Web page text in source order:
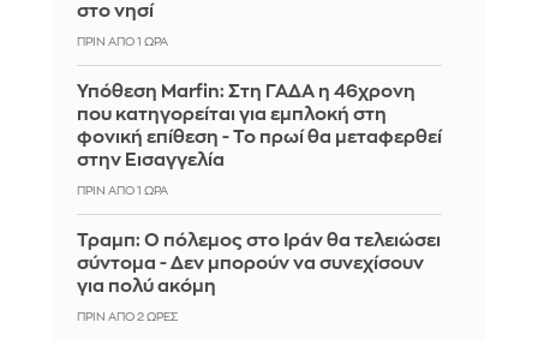
στο νησί
ΠΡΙΝ ΑΠΌ 1 ΏΡΑ
Υπόθεση Marfin: Στη ΓΑΔΑ η 46χρονη
που κατηγορείται για εμπλοκή στη
φονική επίθεση - Το πρωί θα μεταφερθεί
στην Εισαγγελία
ΠΡΙΝ ΑΠΌ 1 ΏΡΑ
Τραμπ: Ο πόλεμος στο Ιράν θα τελειώσει
σύντομα - Δεν μπορούν να συνεχίσουν
για πολύ ακόμη
ΠΡΙΝ ΑΠΌ 2 ΏΡΕΣ